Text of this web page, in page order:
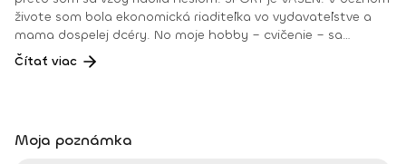
živote som bola ekonomická riaditeľka vo vydavateľstve a
mama dospelej dcéry. No moje hobby – cvičenie – sa
dostávalo do popredia už dlhé roky. Takmer dennodenne
som viedla skupinové tréningy a pre svojich klientov som
ocenením bola vždy pre mňa pozitívna spätná väzba od
Čítať viac
Moja poznámka